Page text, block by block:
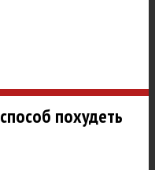
похудеть